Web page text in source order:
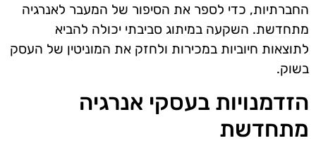
החברתיות, כדי לספר את הסיפור של המעבר לאנרגיה
מתחדשת. השקעה במיתוג סביבתי יכולה להביא
לתוצאות חיוביות במכירות ולחזק את המוניטין של העסק
בשוק.
הזדמנויות בעסקי אנרגיה
מתחדשת